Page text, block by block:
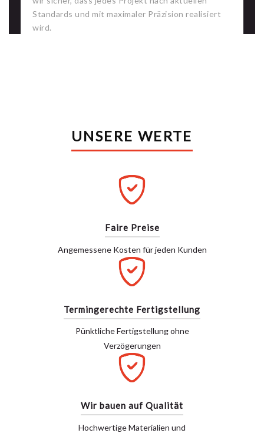
Standards und mit maximaler Präzision realisiert
wird.
UNSERE WERTE
Faire Preise
Angemessene Kosten für jeden Kunden
Termingerechte Fertigstellung
Pünktliche Fertigstellung ohne
Verzögerungen
Wir bauen auf Qualität
Hochwertige Materialien und